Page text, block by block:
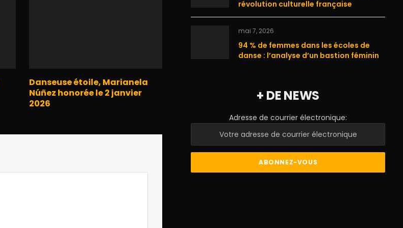
Danseuse étoile, Marianela
Núñez honorée le 2 janvier
2026
révolution culturelle française
mai 7, 2026
94 % de femmes dans les écoles de
danse : l’analyse d’un bastion féminin
+ DE NEWS
Adresse de courrier électronique: